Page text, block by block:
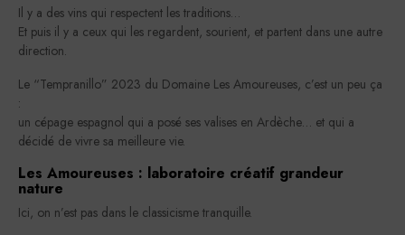
Il y a des vins qui respectent les traditions…
Et puis il y a ceux qui les regardent, sourient, et partent dans une autre
direction.
Le “Tempranillo” 2023 du Domaine Les Amoureuses, c’est un peu ça
:
un cépage espagnol qui a posé ses valises en Ardèche… et qui a
décidé de vivre sa meilleure vie.
Les Amoureuses : laboratoire créatif grandeur
nature
Ici, on n’est pas dans le classicisme tranquille.